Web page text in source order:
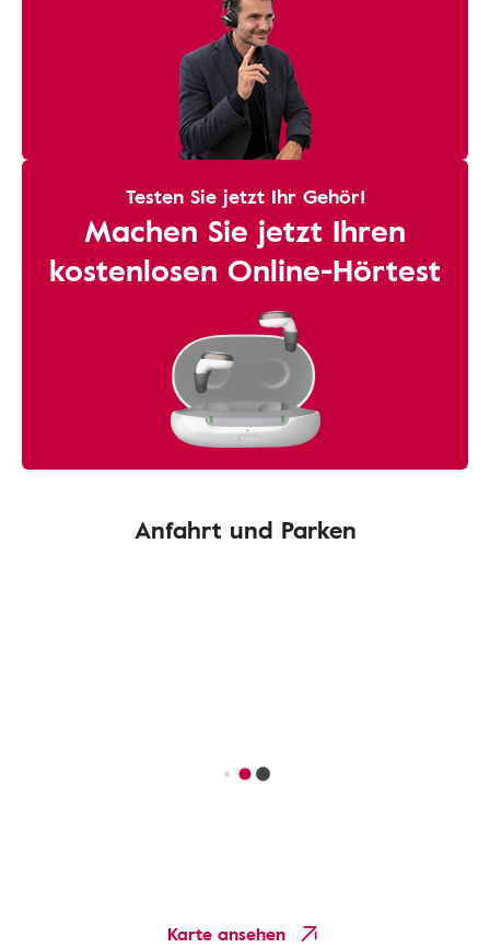
Testen Sie jetzt Ihr Gehör!
Machen Sie jetzt Ihren
kostenlosen Online-Hörtest
Anfahrt und Parken
Karte ansehen